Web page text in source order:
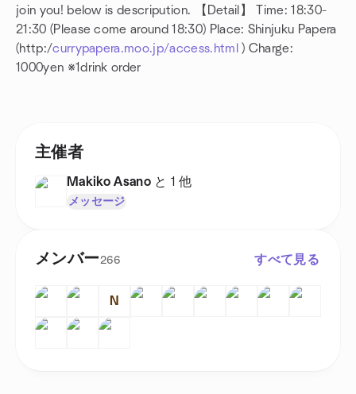
join you! below is descripution. 【Detail】 Time: 18:30-
21:30 (Please come around 18:30) Place: Shinjuku Papera
(http:/currypapera.moo.jp/access.html
) Charge:
1000yen ※1drink order
主催者
Makiko Asano と 1 他
メッセージ
メンバー266 すべて見る
N